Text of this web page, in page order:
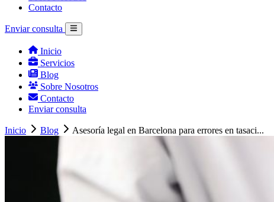
Contacto
Enviar consulta
Inicio
Servicios
Blog
Sobre Nosotros
Contacto
Enviar consulta
Inicio Blog Asesoría legal en Barcelona para errores en tasaci...